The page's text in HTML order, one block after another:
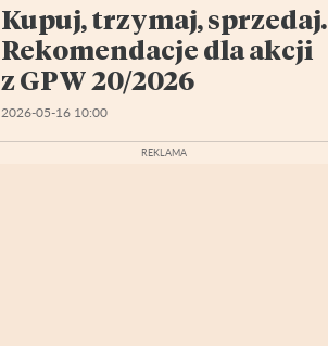
Kupuj, trzymaj, sprzedaj.
Rekomendacje dla akcji
z GPW 20/2026
2026-05-16 10:00